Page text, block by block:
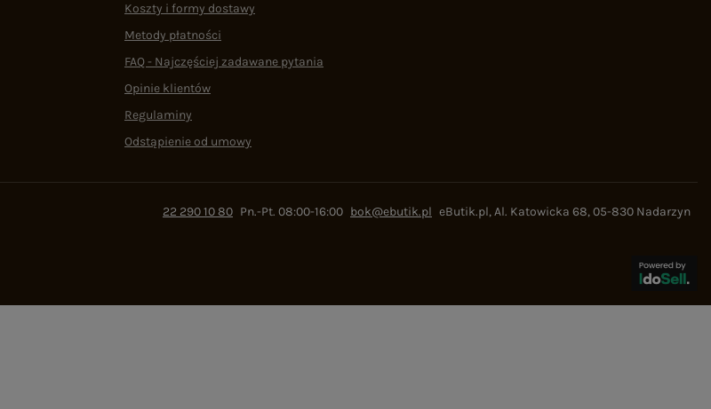
Koszty i formy dostawy
Metody płatności
FAQ - Najczęściej zadawane pytania
Opinie klientów
Regulaminy
Odstąpienie od umowy
22 290 10 80 Pn.-Pt. 08:00-16:00 bok@ebutik.pl eButik.pl,Al. Katowicka 68,05-830 Nadarzyn